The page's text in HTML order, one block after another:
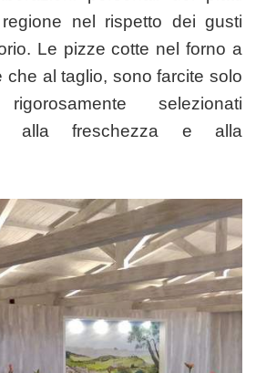
nel rispetto dei gusti
Le pizze cotte nel forno a
che al taglio, sono farcite solo
selezionati
alla freschezza e alla